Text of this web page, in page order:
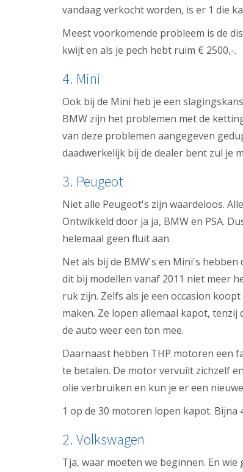
vandaag verkocht worden, is er 1 die
Meest voorkomende probleem is de
kwijt en als je pech hebt ruim € 2500,-.
4. Mini
Ook bij de Mini heb je een
BMW zijn het problemen met de
van deze problemen aangegeven
daadwerkelijk bij de dealer bent zul je
3. Peugeot
Niet alle Peugeot's zijn waardeloos.
Ontwikkeld door ja ja, BMW en PSA.
helemaal geen fluit aan.
Net als bij de BMW's en Mini's hebben
dit bij modellen vanaf 2011 niet meer
ruk zijn. Zelfs als je een occasion
maken. Ze lopen allemaal kapot,
de auto weer een ton mee.
Daarnaast hebben THP motoren een
te betalen. De motor vervuilt zichzelf
olie verbruiken en kun je er een
1 op de 30 motoren lopen kapot. Bijna
2. Volkswagen
Tja, waar moeten we beginnen. En